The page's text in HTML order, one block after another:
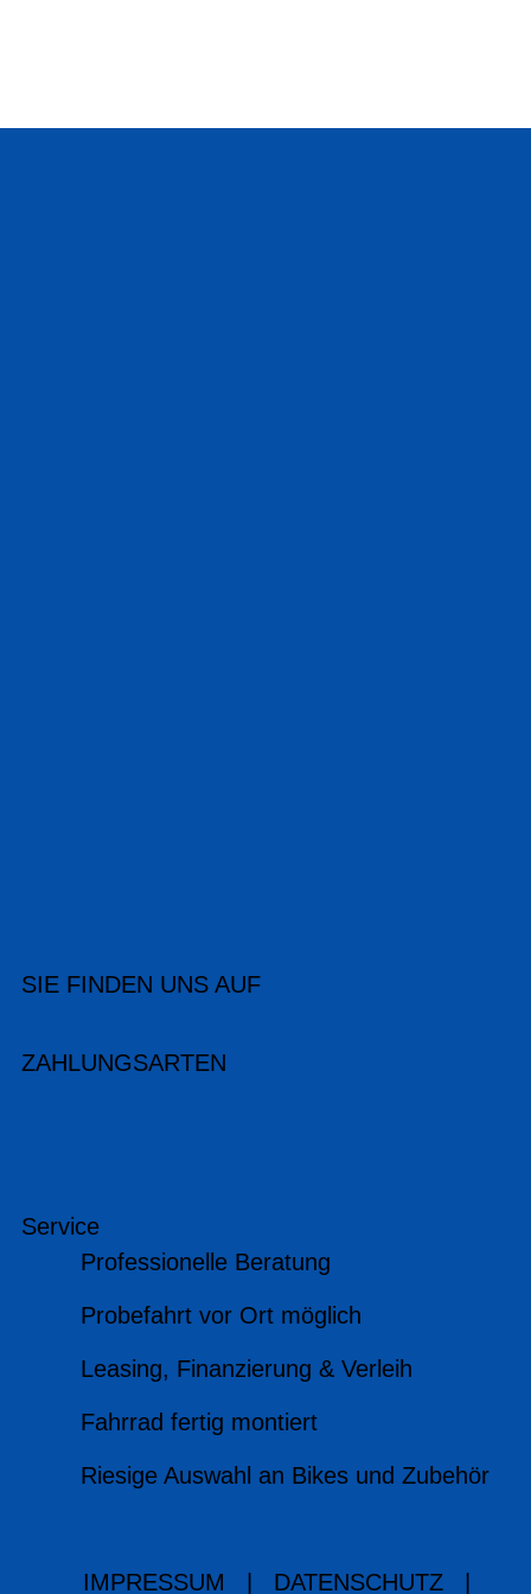
SIE FINDEN UNS AUF
ZAHLUNGSARTEN
Service
Professionelle Beratung
Probefahrt vor Ort möglich
Leasing, Finanzierung & Verleih
Fahrrad fertig montiert
Riesige Auswahl an Bikes und Zubehör
IMPRESSUM DATENSCHUTZ